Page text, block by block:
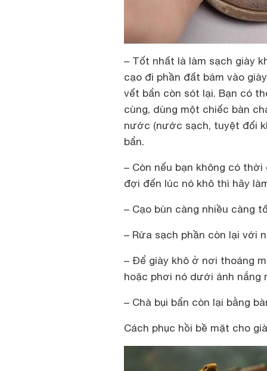
– Tốt nhất là làm sạch giày
cạo đi phần đất bám vào
vết bẩn còn sót lại. Bạn có
cùng, dùng một chiếc bàn
nước (nước sạch, tuyệt đối
bẩn.
– Còn nếu bạn không có
đợi đến lúc nó khô thì hãy
– Cạo bùn càng nhiều càng
– Rửa sạch phần còn lại với
– Để giày khô ở nơi thoáng
hoặc phơi nó dưới ánh nắng
– Chà bụi bẩn còn lại bằng
Cách phục hồi bề mặt cho